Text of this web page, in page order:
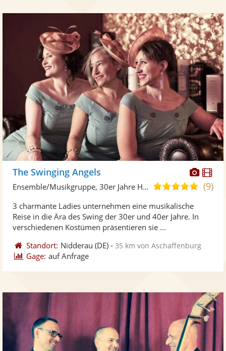
The Swinging Angels
5,0(9)
Ensemble/Musikgruppe, 30er Jahre Hits
3 charmante Ladies unternehmen eine musikalische
Reise in die Ära des Swing der 30er und 40er Jahre. In
verschiedenen Kostümen präsentieren sie ...
Standort: Nidderau (DE) -35 km von Aschaffenburg
Gage: auf Anfrage